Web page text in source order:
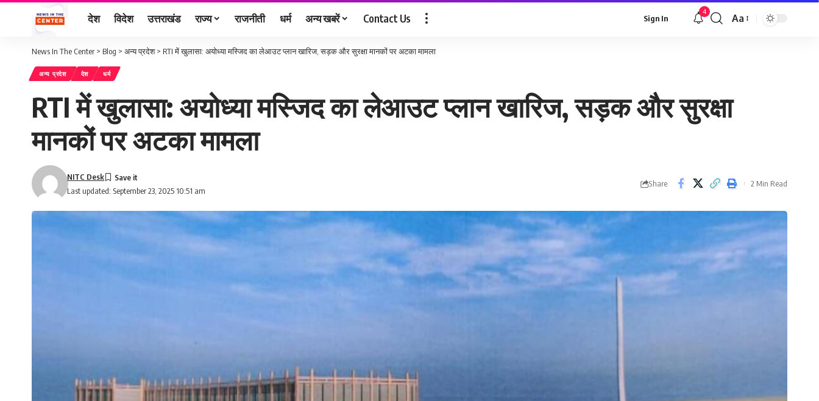
देश विदेश उत्तराखंड राज्य राजनीती धर्म अन्य खबरें Contact Us Sign In
4
Font
Aa
News In The Center > Blog > अन्य प्रदेश> RTI में खुलासा: अयोध्या मस्जिद का लेआउट प्लान खारिज, सड़क और सुरक्षा मानकों पर अटका मामला
अन्य प्रदेश देश धर्म
RTI में खुलासा: अयोध्या मस्जिद का लेआउट प्लान खारिज, सड़क और सुरक्षा
मानकों पर अटका मामला
Last updated: September 23, 2025 10:51 am
NITC Desk
Share 2 Min Read